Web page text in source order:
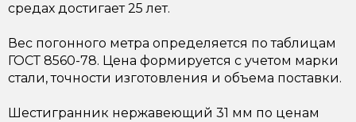
средах достигает 25 лет.
Вес погонного метра определяется по таблицам
ГОСТ 8560-78. Цена формируется с учетом марки
стали, точности изготовления и объема поставки.
Шестигранник нержавеющий 31 мм по ценам